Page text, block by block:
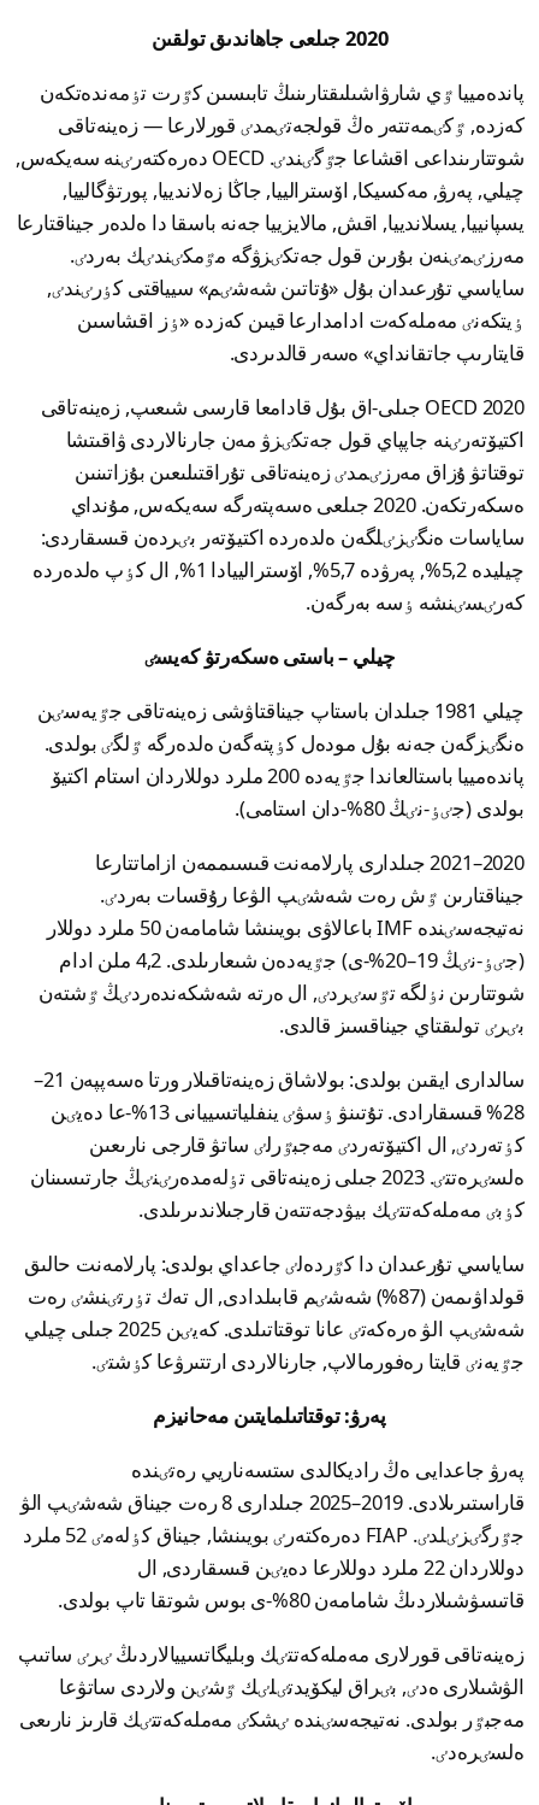
2020 جىلعى جاھاندىق تولقىن
پاندەمييا ٷي شارۋاشىلىقتارىنىڭ تابىسىن كٷرت تٶمەندەتكەن
كەزدە, ٷكٸمەتتەر ەڭ قولجەتٸمدٸ قورلارعا — زەينەتاقى
شوتتارىنداعى اقشاعا جٷگٸندٸ. OECD دەرەكتەرٸنە سەيكەس,
چيلي, پەرۋ, مەكسيكا, اۆسترالييا, جاڭا زەلاندييا, پورتۋگالييا,
يسپانييا, يسلاندييا, اقش, مالايزييا جەنە باسقا دا ەلدەر جيناقتارعا
مەرزٸمٸنەن بۇرىن قول جەتكٸزۋگە مٷمكٸندٸك بەردٸ.
ساياسي تۇرعىدان بۇل «ۇتاتىن شەشٸم» سيياقتى كٶرٸندٸ,
ٶيتكەنٸ مەملەكەت ادامدارعا قيىن كەزدە «ٶز اقشاسىن
قايتارىپ جاتقانداي» ەسەر قالدىردى.
OECD 2020 جىلى-اق بۇل قادامعا قارسى شىعىپ, زەينەتاقى
اكتيۆتەرٸنە جاپپاي قول جەتكٸزۋ مەن جارنالاردى ۋاقىتشا
توقتاتۋ ۇزاق مەرزٸمدٸ زەينەتاقى تۇراقتىلىعىن بۇزاتىنىن
ەسكەرتكەن. 2020 جىلعى ەسەپتەرگە سەيكەس, مۇنداي
ساياسات ەنگٸزٸلگەن ەلدەردە اكتيۆتەر بٸردەن قىسقاردى:
چيليدە 5,2%, پەرۋدە 5,7%, اۆسترالييادا 1%, ال كٶپ ەلدەردە
كەرٸسٸنشە ٶسە بەرگەن.
چيلي – باستى ەسكەرتۋ كەيسٸ
چيلي 1981 جىلدان باستاپ جيناقتاۋشى زەينەتاقى جٷيەسٸن
ەنگٸزگەن جەنە بۇل مودەل كٶپتەگەن ەلدەرگە ٷلگٸ بولدى.
پاندەمييا باستالعاندا جٷيەدە 200 ملرد دوللاردان استام اكتيۆ
بولدى (جٸٶ-نٸڭ 80%-دان استامى).
2020–2021 جىلدارى پارلامەنت قىسىممەن ازاماتتارعا
جيناقتارىن ٷش رەت شەشٸپ الۋعا رۇقسات بەردٸ.
نەتيجەسٸندە IMF باعالاۋى بويىنشا شامامەن 50 ملرد دوللار
(جٸٶ-نٸڭ 19–20%-ى) جٷيەدەن شىعارىلدى. 4,2 ملن ادام
شوتتارىن نٶلگە تٷسٸردٸ, ال ەرتە شەشكەندەردٸڭ ٷشتەن
بٸرٸ تولىقتاي جيناقسىز قالدى.
سالدارى ايقىن بولدى: بولاشاق زەينەتاقىلار ورتا ەسەپپەن 21–
28% قىسقارادى. تۇتىنۋ ٶسۋٸ ينفلياتسييانى 13%-عا دەيٸن
كٶتەردٸ, ال اكتيۆتەردٸ مەجبٷرلٸ ساتۋ قارجى نارىعىن
ەلسٸرەتتٸ. 2023 جىلى زەينەتاقى تٶلەمدەرٸنٸڭ جارتىسىنان
كٶبٸ مەملەكەتتٸك بيۋدجەتتەن قارجىلاندىرىلدى.
ساياسي تۇرعىدان دا كٷردەلٸ جاعداي بولدى: پارلامەنت حالىق
قولداۋىمەن (87%) شەشٸم قابىلدادى, ال تەك تٶرتٸنشٸ رەت
شەشٸپ الۋ ەرەكەتٸ عانا توقتاتىلدى. كەيٸن 2025 جىلى چيلي
جٷيەنٸ قايتا رەفورمالاپ, جارنالاردى ارتتىرۋعا كٶشتٸ.
پەرۋ: توقتاتىلمايتىن مەحانيزم
پەرۋ جاعدايى ەڭ راديكالدى ستسەناريي رەتٸندە
قاراستىرىلادى. 2019–2025 جىلدارى 8 رەت جيناق شەشٸپ الۋ
جٷرگٸزٸلدٸ. FIAP دەرەكتەرٸ بويىنشا, جيناق كٶلەمٸ 52 ملرد
دوللاردان 22 ملرد دوللارعا دەيٸن قىسقاردى, ال
قاتىسۋشىلاردىڭ شامامەن 80%-ى بوس شوتقا تاپ بولدى.
زەينەتاقى قورلارى مەملەكەتتٸك وبليگاتسييالاردىڭ ٸرٸ ساتىپ
الۋشىلارى ەدٸ, بٸراق ليكۆيدتٸلٸك ٷشٸن ولاردى ساتۋعا
مەجبٷر بولدى. نەتيجەسٸندە ٸشكٸ مەملەكەتتٸك قارىز نارىعى
ەلسٸرەدٸ.